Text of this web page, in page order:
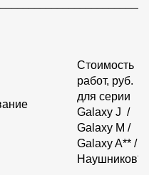
Стоимость
работ, руб.
для серии
Galaxy J /
Galaxy M /
Galaxy A** /
Наушников*